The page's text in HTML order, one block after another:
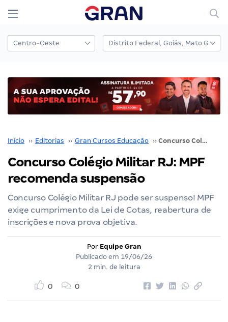
Início ›› Editorias ›› Gran Cursos Educação ›› Concurso Colégio Militar RJ: MPF recomenda suspensão
Concurso Colégio Militar RJ: MPF
recomenda suspensão
Concurso Colégio Militar RJ pode ser suspenso! MPF
exige cumprimento da Lei de Cotas, reabertura de
inscrições e nova prova objetiva.
Por Equipe Gran
Publicado em 19/06/26
2 min. de leitura
0 0